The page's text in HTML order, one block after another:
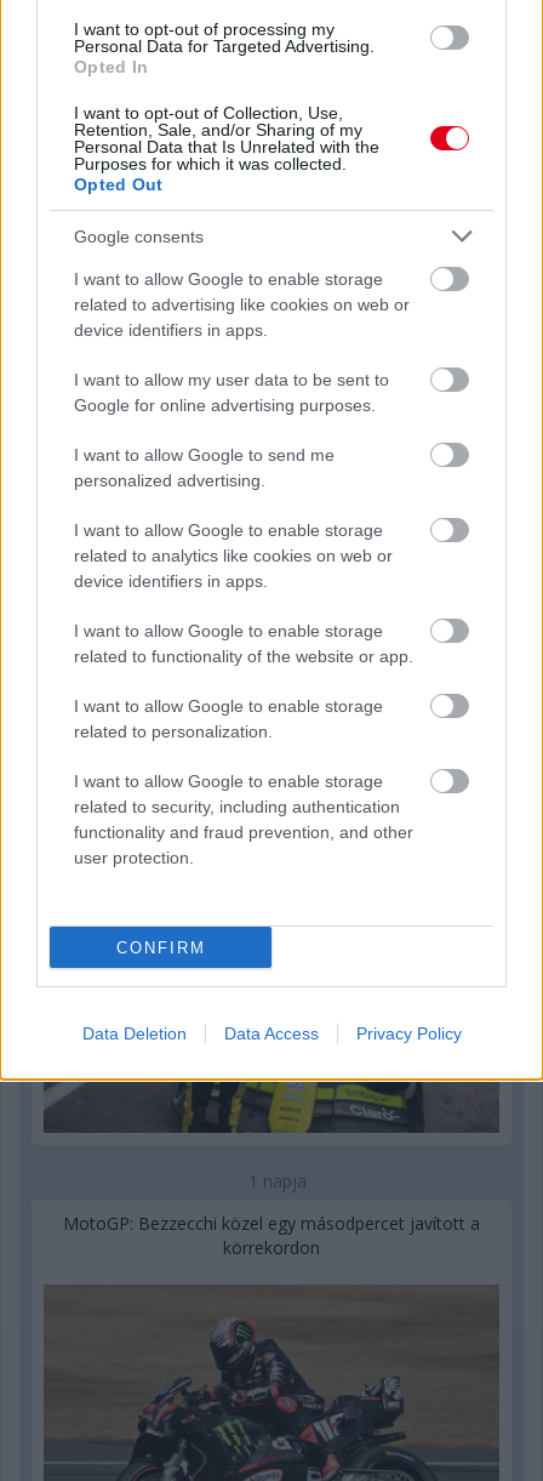
I want to opt-out of processing my
Personal Data for Targeted Advertising.
Opted In
I want to opt-out of Collection, Use,
Retention, Sale, and/or Sharing of my
Personal Data that Is Unrelated with the
Purposes for which it was collected.
Opted Out
Google consents
I want to allow Google to enable storage
related to advertising like cookies on web or
device identifiers in apps.
I want to allow my user data to be sent to
Google for online advertising purposes.
I want to allow Google to send me
personalized advertising.
I want to allow Google to enable storage
related to analytics like cookies on web or
device identifiers in apps.
I want to allow Google to enable storage
related to functionality of the website or app.
I want to allow Google to enable storage
related to personalization.
I want to allow Google to enable storage
related to security, including authentication
functionality and fraud prevention, and other
user protection.
CONFIRM
Data Deletion Data Access Privacy Policy
Kövess minket a Facebookon
11 órája
Az F1-es Német Nagydíj „mindenképpen megvalósul”
15 órája
„Jó látni, hogy közel az álom” – Camara az F1-es
pletykákról
1 napja
MotoGP: Bezzecchi közel egy másodpercet javított a
körrekordon